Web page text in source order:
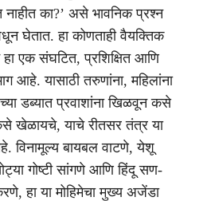
का?’ असे भावनिक प्रश्न
घेतात. हा कोणताही वैयक्तिक
एक संघटित, प्रशिक्षित आणि
आहे. यासाठी तरुणांना, महिलांना
डब्यात प्रवाशांना खिळवून कसे
खेळायचे, याचे रीतसर तंत्र या
विनामूल्य बायबल वाटणे, येशू
गोष्टी सांगणे आणि हिंदू सण-
हा या मोहिमेचा मुख्य अजेंडा